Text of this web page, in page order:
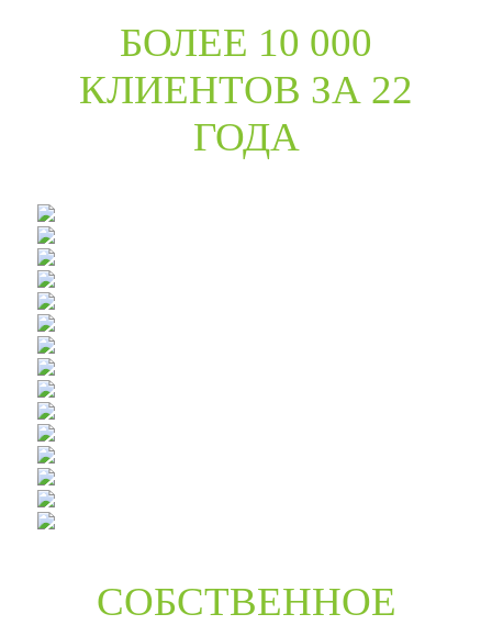
БОЛЕЕ 10 000
КЛИЕНТОВ ЗА 22
ГОДА
СОБСТВЕННОЕ